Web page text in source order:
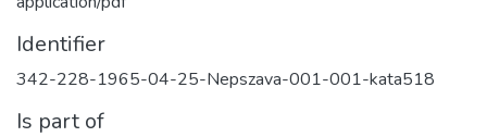
Identifier
342-228-1965-04-25-Nepszava-001-001-kata518
Is part of